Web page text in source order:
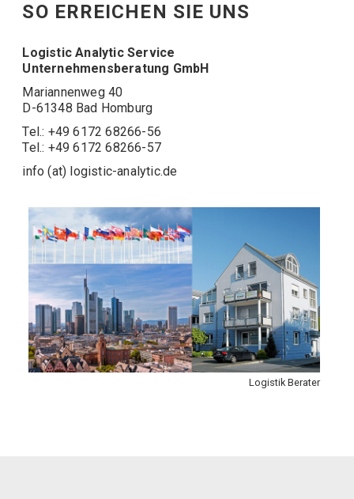
SO ERREICHEN SIE UNS
Logistic Analytic Service
Unternehmensberatung GmbH
Mariannenweg 40
D-61348 Bad Homburg
Tel.: +49 6172 68266-56
Tel.: +49 6172 68266-57
info (at) logistic-analytic.de
Logistik Berater